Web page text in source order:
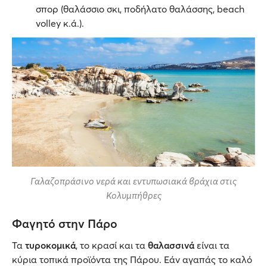
σπορ (θαλάσσιο σκι, ποδήλατο θαλάσσης, beach
volley κ.ά.).
Γαλαζοπράσινο νερά και εντυπωσιακά βράχια στις
Κολυμπήθρες
Φαγητό στην Πάρο
Τα τυροκομικά, το κρασί και τα θαλασσινάείναι τα
κύρια τοπικά προϊόντα της Πάρου. Εάν αγαπάς το καλό